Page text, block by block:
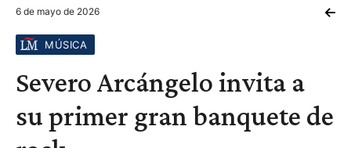
6 de mayo de 2026
MÚSICA
Severo Arcángelo invita a
su primer gran banquete de